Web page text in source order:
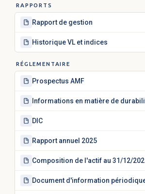
RAPPORTS
Rapport de gestion
Historique VL et indices
RÉGLEMENTAIRE
Prospectus AMF
Informations en matière de
DIC
Rapport annuel 2025
Composition de l'actif au 31/12/
Document d'information